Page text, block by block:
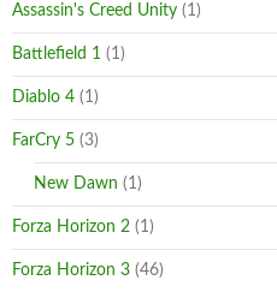
Assassin's Creed Unity (1)
Battlefield 1 (1)
Diablo 4 (1)
FarCry 5 (3)
New Dawn (1)
Forza Horizon 2 (1)
Forza Horizon 3 (46)